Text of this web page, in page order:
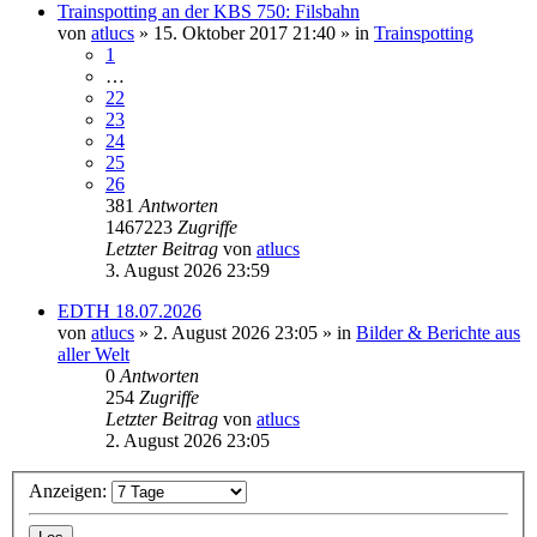
Trainspotting an der KBS 750: Filsbahn
von atlucs » 15. Oktober 2017 21:40 » in Trainspotting
1
…
22
23
24
25
26
381 Antworten
1467223 Zugriffe
Letzter Beitrag von atlucs
3. August 2026 23:59
EDTH 18.07.2026
von atlucs » 2. August 2026 23:05 » in Bilder & Berichte aus
aller Welt
0 Antworten
254 Zugriffe
Letzter Beitrag von atlucs
2. August 2026 23:05
Anzeigen: